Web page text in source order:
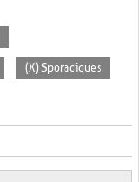
(X) Sporadiques